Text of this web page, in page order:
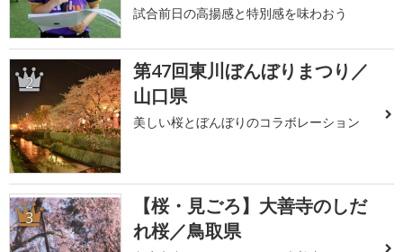
試合前日の高揚感と特別感を味わおう
2
第47回東川ぼんぼりまつり／
山口県
美しい桜とぼんぼりのコラボレーション
3
【桜・見ごろ】大善寺のしだ
れ桜／鳥取県